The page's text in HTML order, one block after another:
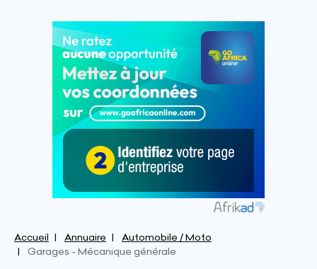
Accueil Annuaire
Automobile / Moto
Garages - Mécanique générale